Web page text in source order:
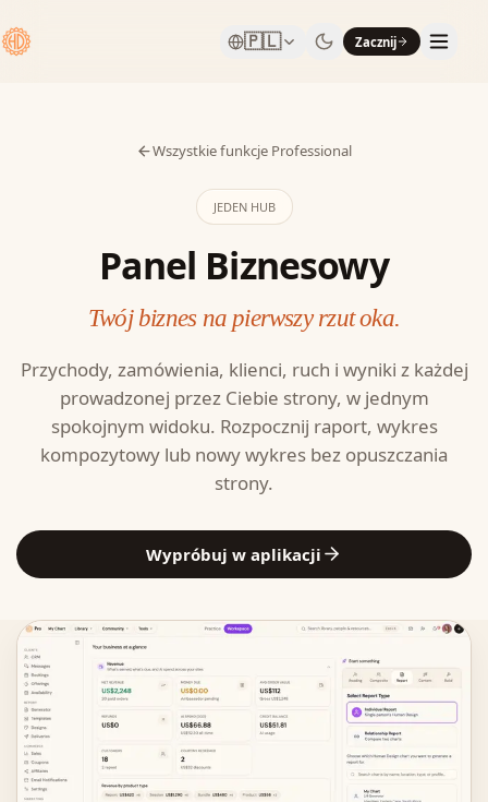
🇵🇱 Zacznij
Wszystkie funkcje Professional
JEDEN HUB
Panel Biznesowy
Twój biznes na pierwszy rzut oka.
Przychody, zamówienia, klienci, ruch i wyniki z każdej
prowadzonej przez Ciebie strony, w jednym
spokojnym widoku. Rozpocznij raport, wykres
kompozytowy lub nowy wykres bez opuszczania
strony.
Wypróbuj w aplikacji